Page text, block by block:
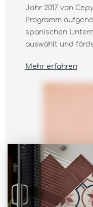
Jahr 2017 von
Programm
spanischen
auswählt und
Mehr erfahren